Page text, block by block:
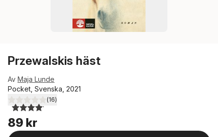
Przewalskis häst
Av Maja Lunde
Pocket, Svenska, 2021
4,1utav 5 stjärnor. Totalt antal röster:
(16)
89 kr